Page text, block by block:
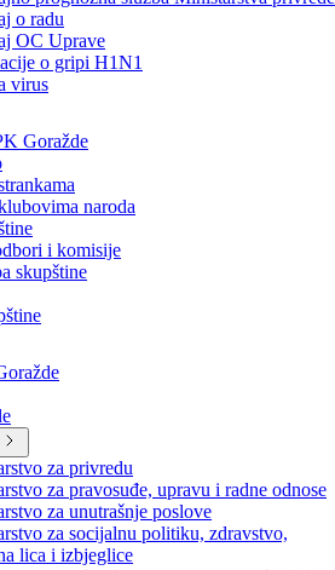
i izvještaji
Vlade
prognozna služba Ministarstva privrede
o radu
OC Uprave
o gripi H1N1
virus
Goražde
naroda
i komisije
skupštine
za privredu
za pravosuđe, upravu i radne odnose